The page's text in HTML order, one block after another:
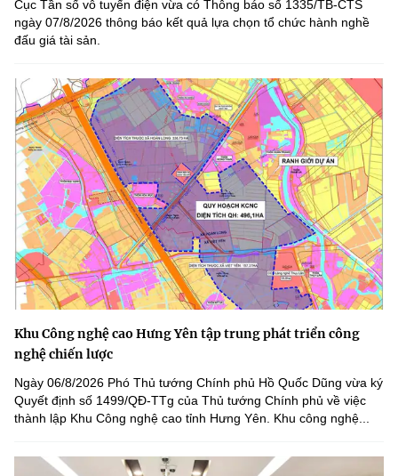
Cục Tần số vô tuyến điện vừa có Thông báo số 1335/TB-CTS
ngày 07/8/2026 thông báo kết quả lựa chọn tổ chức hành nghề
đấu giá tài sản.
Khu Công nghệ cao Hưng Yên tập trung phát triển công
nghệ chiến lược
Ngày 06/8/2026 Phó Thủ tướng Chính phủ Hồ Quốc Dũng vừa ký
Quyết định số 1499/QĐ-TTg của Thủ tướng Chính phủ về việc
thành lập Khu Công nghệ cao tỉnh Hưng Yên. Khu công nghệ...